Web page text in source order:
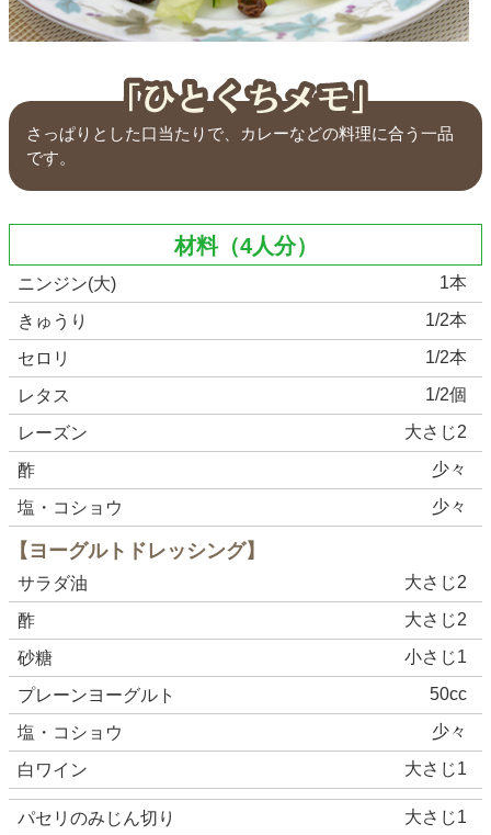
さっぱりとした口当たりで、カレーなどの料理に合う一品
です。
材料（4人分）
ニンジン(大) 1本
きゅうり 1/2本
セロリ 1/2本
レタス 1/2個
レーズン 大さじ2
酢 少々
塩・コショウ 少々
【ヨーグルトドレッシング】
サラダ油 大さじ2
酢 大さじ2
砂糖 小さじ1
プレーンヨーグルト 50cc
塩・コショウ 少々
白ワイン 大さじ1
パセリのみじん切り 大さじ1